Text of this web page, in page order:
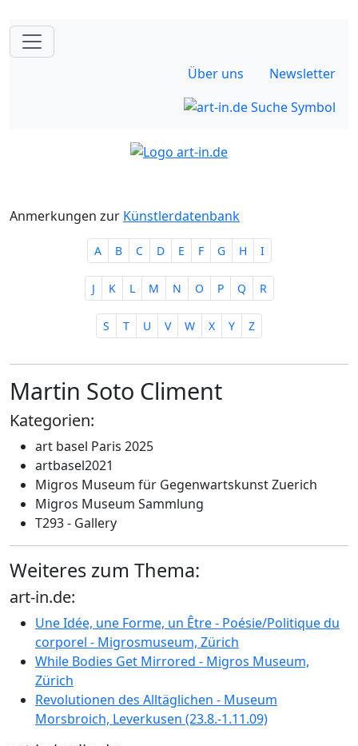
Über uns Newsletter
Anmerkungen zur Künstlerdatenbank
A B C D E F G H I
J K L M N O P Q R
S T U V W X Y Z
Martin Soto Climent
Kategorien:
art basel Paris 2025
artbasel2021
Migros Museum für Gegenwartskunst Zuerich
Migros Museum Sammlung
T293 - Gallery
Weiteres zum Thema:
art-in.de:
Une Idée, une Forme, un Être - Poésie/Politique du
corporel - Migrosmuseum, Zürich
While Bodies Get Mirrored - Migros Museum,
Zürich
Revolutionen des Alltäglichen - Museum
Morsbroich, Leverkusen (23.8.-1.11.09)